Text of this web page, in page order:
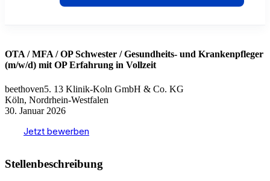
OTA / MFA / OP Schwester / Gesundheits- und Krankenpfleger
(m/w/d) mit OP Erfahrung in Vollzeit
beethoven5. 13 Klinik-Koln GmbH & Co. KG
Köln, Nordrhein-Westfalen
30. Januar 2026
Jetzt bewerben
Stellenbeschreibung